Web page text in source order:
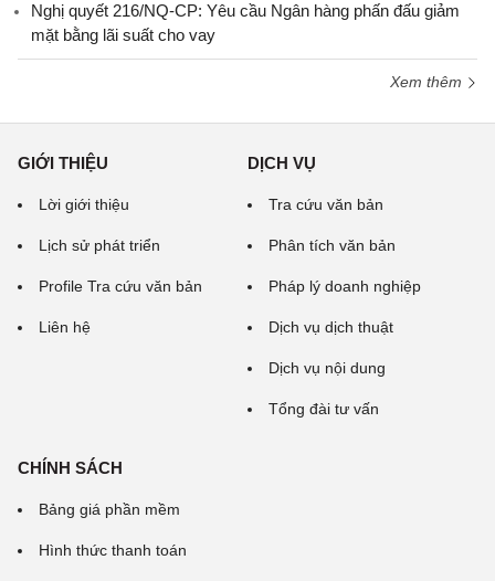
Nghị quyết 216/NQ-CP: Yêu cầu Ngân hàng phấn đấu giảm
mặt bằng lãi suất cho vay
Xem thêm
GIỚI THIỆU
Lời giới thiệu
Lịch sử phát triển
Profile Tra cứu văn bản
Liên hệ
DỊCH VỤ
Tra cứu văn bản
Phân tích văn bản
Pháp lý doanh nghiệp
Dịch vụ dịch thuật
Dịch vụ nội dung
Tổng đài tư vấn
CHÍNH SÁCH
Bảng giá phần mềm
Hình thức thanh toán